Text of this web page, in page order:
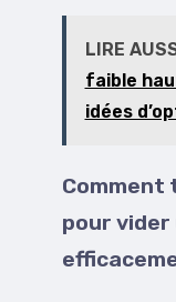
LIRE
faible
idées
Comment
pour vider